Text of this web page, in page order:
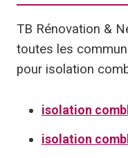
TB Rénovation &
toutes les
pour isolation
isolation
isolation